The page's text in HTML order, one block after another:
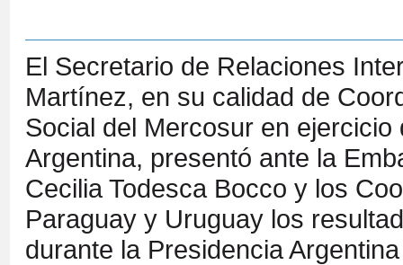
El Secretario de Relaciones
Martínez, en su calidad de
Social del Mercosur en
Argentina, presentó ante la
Cecilia Todesca Bocco y los
Paraguay y Uruguay los
durante la Presidencia